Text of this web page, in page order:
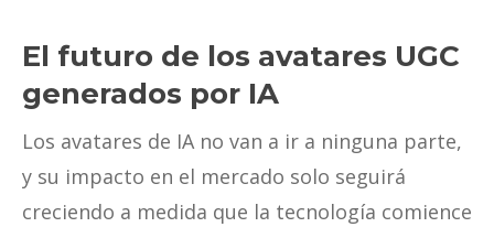
El futuro de los avatares UGC
generados por IA
Los avatares de IA no van a ir a ninguna parte,
y su impacto en el mercado solo seguirá
creciendo a medida que la tecnología comience